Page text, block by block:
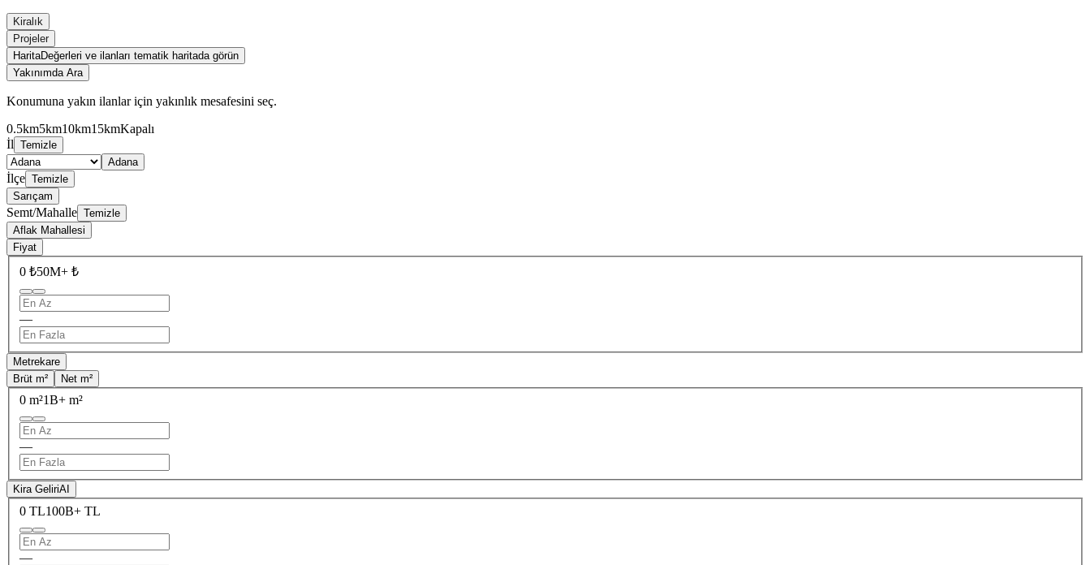
Kiralık
Projeler
HaritaDeğerleri ve ilanları tematik haritada görün
Yakınımda Ara
Konumuna yakın ilanlar için yakınlık mesafesini seç.
0.5km5km10km15kmKapalı
İl Temizle
Adana
İlçe Temizle
Sarıçam
Semt/Mahalle Temizle
Aflak Mahallesi
Fiyat
0 ₺50M+ ₺
—
Metrekare
Brüt m²
Net m²
0 m²1B+ m²
—
Kira GeliriAI
0 TL100B+ TL
—